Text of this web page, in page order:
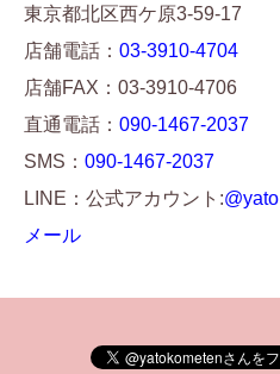
東京都北区西ケ原3-59-17
店舗電話： 03-3910-4704
店舗FAX：03-3910-4706
直通電話： 090-1467-2037
SMS： 090-1467-2037
LINE：公式アカウント:@yato
メール